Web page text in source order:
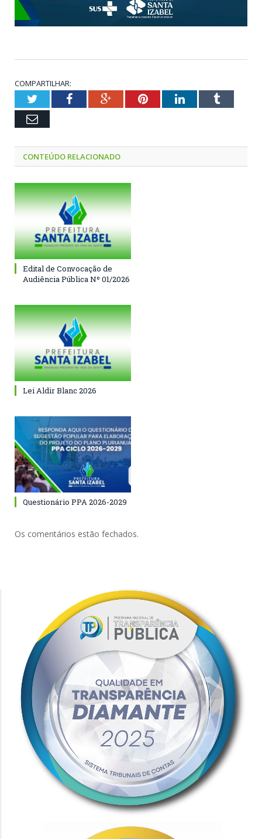
COMPARTILHAR:
TwitterFacebookGoogle+PinterestLinkedInTumblr
Email
CONTEÚDO RELACIONADO
Edital de Convocação de
Audiência Pública Nº 01/2026
Lei Aldir Blanc 2026
Questionário PPA 2026-2029
Os comentários estão fechados.